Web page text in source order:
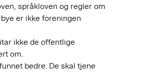
språkloven og regler om
er ikke foreningen
ikke de offentlige
om.
bedre. De skal tjene